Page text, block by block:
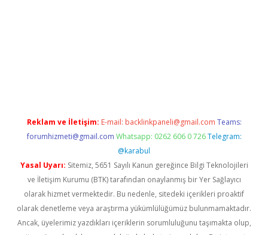
Reklam ve İletişim: E-mail: backlinkpaneli@gmail.com Teams:
forumhizmeti@gmail.com Whatsapp: 0262 606 0 726 Telegram:
@karabul
Yasal Uyarı: Sitemiz, 5651 Sayılı Kanun gereğince Bilgi Teknolojileri
ve İletişim Kurumu (BTK) tarafından onaylanmış bir Yer Sağlayıcı
olarak hizmet vermektedir. Bu nedenle, sitedeki içerikleri proaktif
olarak denetleme veya araştırma yükümlülüğümüz bulunmamaktadır.
Ancak, üyelerimiz yazdıkları içeriklerin sorumluluğunu taşımakta olup,